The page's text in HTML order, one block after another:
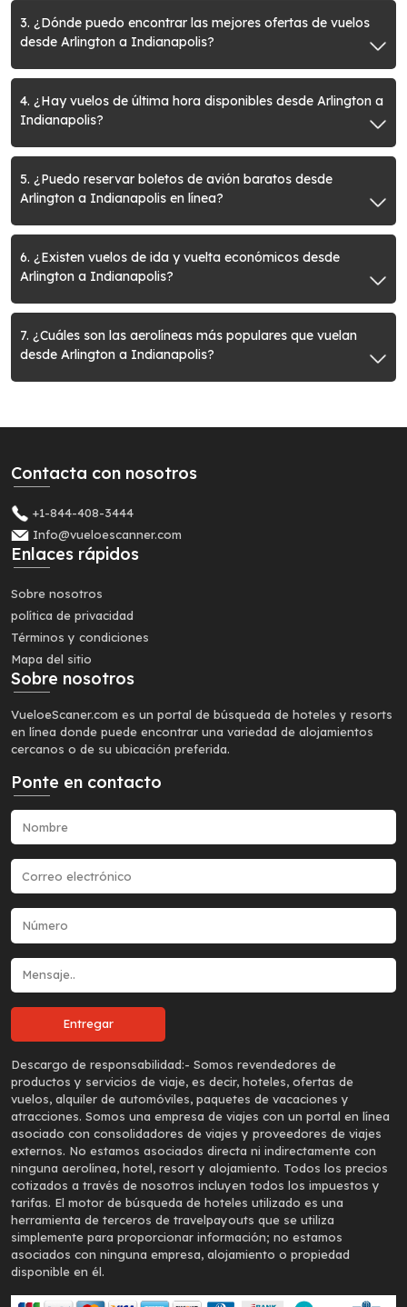
3. ¿Dónde puedo encontrar las mejores ofertas de vuelos
desde Arlington a Indianapolis?
4. ¿Hay vuelos de última hora disponibles desde Arlington a
Indianapolis?
5. ¿Puedo reservar boletos de avión baratos desde
Arlington a Indianapolis en línea?
6. ¿Existen vuelos de ida y vuelta económicos desde
Arlington a Indianapolis?
7. ¿Cuáles son las aerolíneas más populares que vuelan
desde Arlington a Indianapolis?
Contacta con nosotros
+1-844-408-3444
Info@vueloescanner.com
Enlaces rápidos
Sobre nosotros
política de privacidad
Términos y condiciones
Mapa del sitio
Sobre nosotros
VueloeScaner.com es un portal de búsqueda de hoteles y resorts
en línea donde puede encontrar una variedad de alojamientos
cercanos o de su ubicación preferida.
Ponte en contacto
Descargo de responsabilidad:- Somos revendedores de
productos y servicios de viaje, es decir, hoteles, ofertas de
vuelos, alquiler de automóviles, paquetes de vacaciones y
atracciones. Somos una empresa de viajes con un portal en línea
asociado con consolidadores de viajes y proveedores de viajes
externos. No estamos asociados directa ni indirectamente con
ninguna aerolínea, hotel, resort y alojamiento. Todos los precios
cotizados a través de nosotros incluyen todos los impuestos y
tarifas. El motor de búsqueda de hoteles utilizado es una
herramienta de terceros de travelpayouts que se utiliza
simplemente para proporcionar información; no estamos
asociados con ninguna empresa, alojamiento o propiedad
disponible en él.